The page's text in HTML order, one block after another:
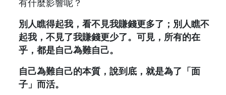
有什麼影響呢？
別人瞧得起我，看不見我賺錢更多了；別人瞧不
起我，不見了我賺錢更少了。可見，所有的在
乎，都是自己為難自己。
自己為難自己的本質，說到底，就是為了「面
子」而活。